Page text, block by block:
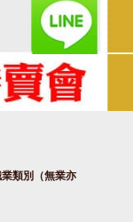
類別（無業亦